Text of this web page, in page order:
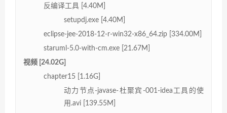
反编译工具 [4.40M]
setupdj.exe [4.40M]
eclipse-jee-2018-12-r-win32-x86_64.zip [334.00M]
staruml-5.0-with-cm.exe [21.67M]
视频 [24.02G]
chapter15 [1.16G]
动力节点-javase-杜聚宾-001-idea工具的使
用.avi [139.55M]